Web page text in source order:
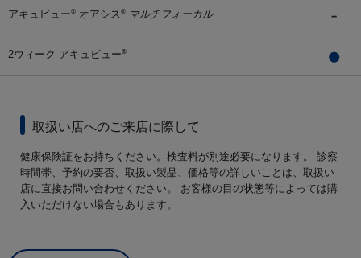
アキュビュー® オアシス ® マルチフォーカル
2ウィーク アキュビュー®
取扱い店へのご来店に際して
健康保険証をお持ちください。検査料が別途必要になります。 診察
時間帯、予約の要否、取扱い製品、価格等の詳しいことは、取扱い
店に直接お問い合わせください。 お客様の目の状態等によっては購
入いただけない場合もあります。